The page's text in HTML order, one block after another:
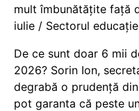
mult îmbunătățite față
iulie / Sectorul
De ce sunt doar 6 mii
2026? Sorin Ion,
degrabă o prudență
pot garanta că peste